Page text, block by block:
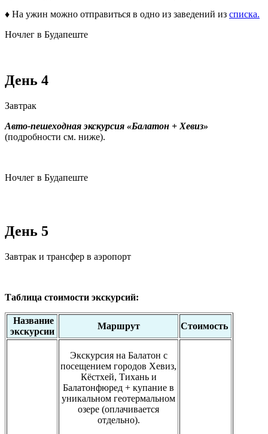
♦ На ужин можно отправиться в одно из заведений из списка.
Ночлег в Будапеште
День 4
Завтрак
Авто-пешеходная экскурсия «Балатон + Хевиз»
(подробности см. ниже).
Ночлег в Будапеште
День 5
Завтрак и трансфер в аэропорт
Таблица стоимости экскурсий:
Название
экскурсии
Маршрут Стоимость
Экскурсия на Балатон с
посещением городов Хевиз,
Кёстхей, Тихань и
Балатонфюред + купание в
уникальном геотермальном
озере (оплачивается
отдельно).